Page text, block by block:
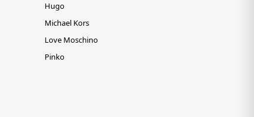
Hugo
Michael Kors
Love Moschino
Pinko